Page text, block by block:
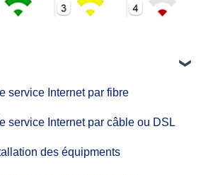
service Internet par fibre
service Internet par câble ou DSL
des équipments